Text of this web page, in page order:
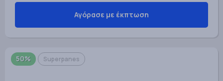
Αγόρασε με έκπτωση
50% Superpanes